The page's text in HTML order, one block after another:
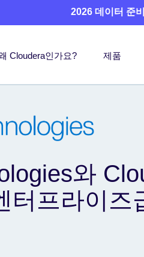
2026 데이터 준
Cloudera인가요? 제품
와
터프라이즈